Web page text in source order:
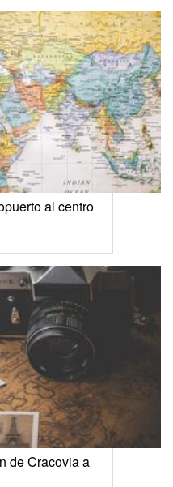
al centro
de Cracovia a